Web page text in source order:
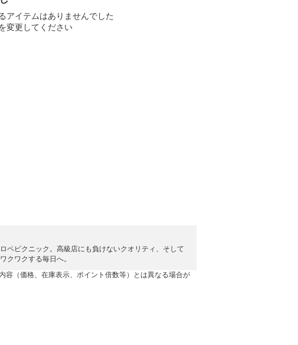
アイテムはありませんでした
変更してください
ペピクニック。高級店にも負けないクオリティ、そして
クワクする毎日へ。
（価格、在庫表示、ポイント倍数等）とは異なる場合が